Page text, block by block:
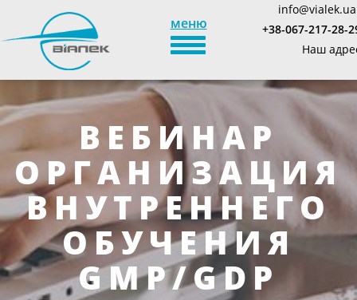
меню
TOGGLE_NAVIGATION
info@vialek.ua
+38-067-217-28-
Наш
ВЕБИНАР
ОРГАНИЗАЦИЯ
ВНУТРЕННЕГО
ОБУЧЕНИЯ
GMP/GDP